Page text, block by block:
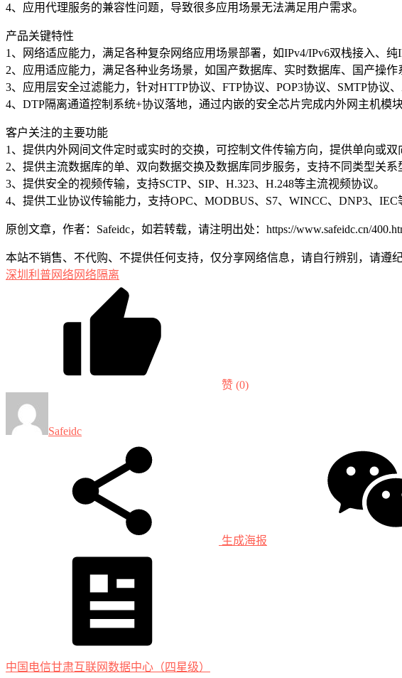
4、应用代理服务的兼容性问题，导致很多应用场景无法满足用户需求。
产品关键特性
1、网络适应能力，满足各种复杂网络应用场景部署，如IPv4/IPv6双栈接入、纯
2、应用适应能力，满足各种业务场景，如国产数据库、实时数据库、国产操作
3、应用层安全过滤能力，针对HTTP协议、FTP协议、POP3协议、SMTP协
4、DTP隔离通道控制系统+协议落地，通过内嵌的安全芯片完成内外网主机模
客户关注的主要功能
1、提供内外网间文件定时或实时的交换，可控制文件传输方向，提供单向或双
2、提供主流数据库的单、双向数据交换及数据库同步服务，支持不同类型关
3、提供安全的视频传输，支持SCTP、SIP、H.323、H.248等主流视频协议。
4、提供工业协议传输能力，支持OPC、MODBUS、S7、WINCC、DNP3、IEC
原创文章，作者：Safeidc，如若转载，请注明出处：https://www.safeidc.cn/
本站不销售、不代购、不提供任何支持，仅分享网络信息，请自行辨别，请遵
深圳利普网络网络隔离
赞 (0)
Safeidc
生成海报
中国电信甘肃互联网数据中心（四星级）